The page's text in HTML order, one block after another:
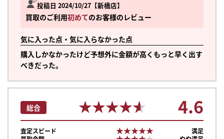
投稿日 2024/10/27 新橋店
買取のご利用初めてのお客様のレビュー
気に入った点・気に入らなかった点
購入しかなかったけど予想外に金額が高くもっと早く出す
べきだった。
総合 ★★★★★
★★★★★ 4.6
査定スピード ★★★★★
★★★★★
満足